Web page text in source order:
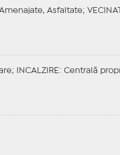
Asfaltate;
INCALZIRE : Centrală